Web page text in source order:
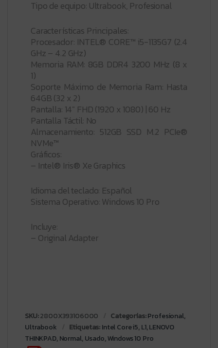
Tipo de equipo: Ultrabook, Profesional
Características Principales:
Procesador: INTEL® CORE™ i5-1135G7 (2.4
GHz – 4.2 GHz)
Memoria RAM: 8GB DDR4 3200 MHz (8 x
1)
Soporte Máximo de Memoria Ram: Hasta
64GB (32 x 2)
Pantalla: 14″ FHD (1920 x 1080) | 60 Hz
Pantalla Táctil: No
Almacenamiento: 512GB SSD M.2 PCIe®
NVMe™
Gráficos:
– Intel® Iris® Xe Graphics
Idioma del teclado: Español
Sistema Operativo: Windows 10 Pro
Incluye:
– Original Adapter
SKU:2800X393106000 Categorías:Profesional,
Ultrabook
Etiquetas:Intel Core i5,L1,LENOVO
THINKPAD,Normal,Usado,Windows 10 Pro